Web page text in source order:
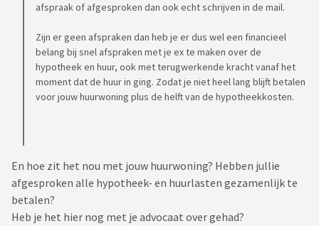
afspraak of afgesproken dan ook echt schrijven in de mail.
Zijn er geen afspraken dan heb je er dus wel een financieel
belang bij snel afspraken met je ex te maken over de
hypotheek en huur, ook met terugwerkende kracht vanaf het
moment dat de huur in ging. Zodat je niet heel lang blijft betalen
voor jouw huurwoning plus de helft van de hypotheekkosten.
En hoe zit het nou met jouw huurwoning? Hebben jullie
afgesproken alle hypotheek- en huurlasten gezamenlijk te
betalen?
Heb je het hier nog met je advocaat over gehad?